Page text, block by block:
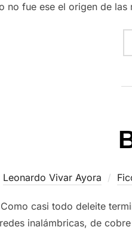
no fue ese el origen de las
Leonardo Vivar Ayora
casi todo deleite
inalámbricas, de